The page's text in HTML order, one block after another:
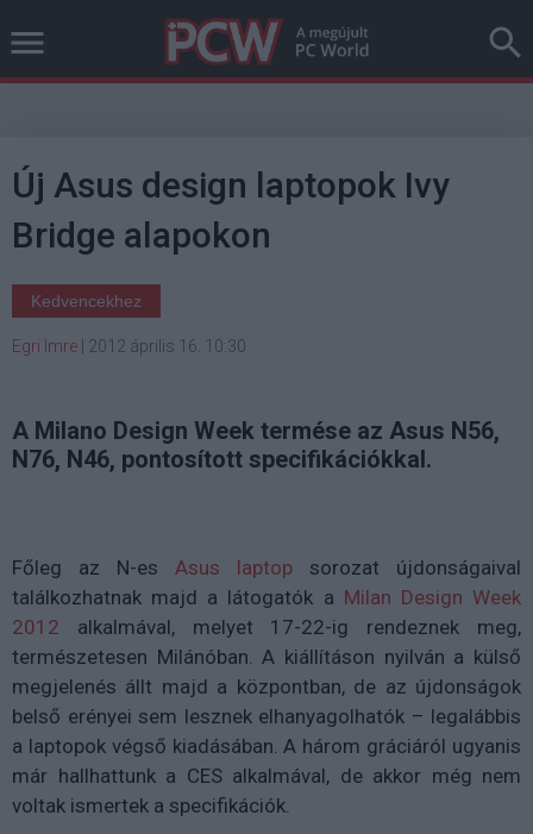
Új Asus design laptopok Ivy
Bridge alapokon
Kedvencekhez
Egri Imre 2012 április 16. 10:30
A Milano Design Week termése az Asus N56,
N76, N46, pontosított specifikációkkal.
Főleg az N-es Asus laptop sorozat újdonságaival
találkozhatnak majd a látogatók a Milan Design Week
2012 alkalmával, melyet 17-22-ig rendeznek meg,
természetesen Milánóban. A kiállításon nyilván a külső
megjelenés állt majd a központban, de az újdonságok
belső erényei sem lesznek elhanyagolhatók – legalábbis
a laptopok végső kiadásában. A három gráciáról ugyanis
már hallhattunk a CES alkalmával, de akkor még nem
voltak ismertek a specifikációk.